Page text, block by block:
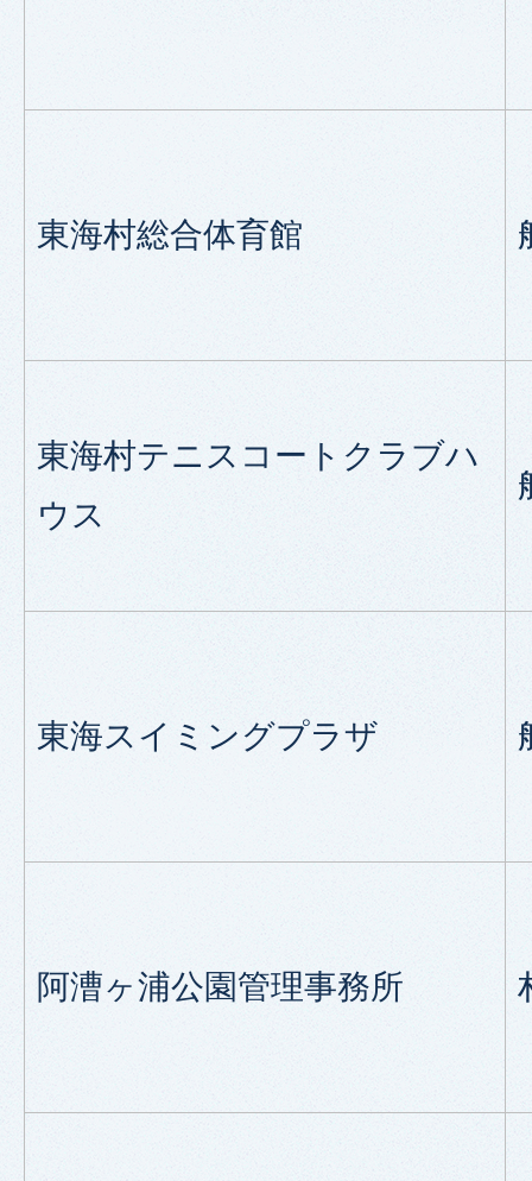
東海村総合体育館
東海村テニスコートクラブハ
ウス
東海スイミングプラザ
阿漕ヶ浦公園管理事務所